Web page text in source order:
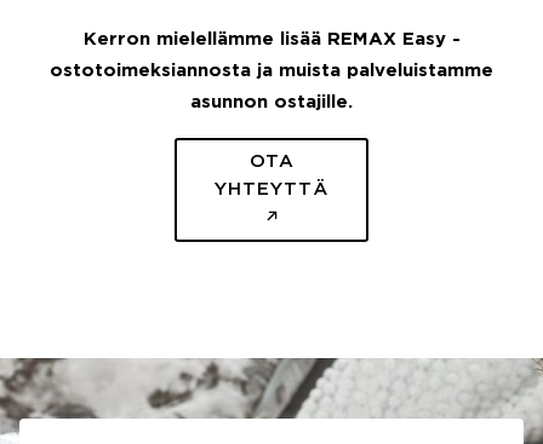
Kerron mielellämme lisää REMAX Easy -
ostotoimeksiannosta ja muista palveluistamme
asunnon ostajille.
OTA
YHTEYTTÄ